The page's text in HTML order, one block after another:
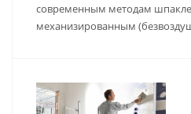
современным методам
механизированным